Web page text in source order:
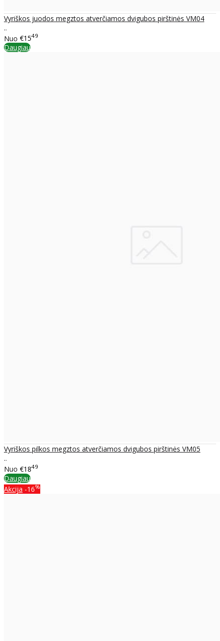
Vyriškos juodos megztos atverčiamos dvigubos pirštinės VM04
..
Nuo €1549
Daugiau
Vyriškos pilkos megztos atverčiamos dvigubos pirštinės VM05
..
Nuo €1849
Daugiau
Akcija -16%